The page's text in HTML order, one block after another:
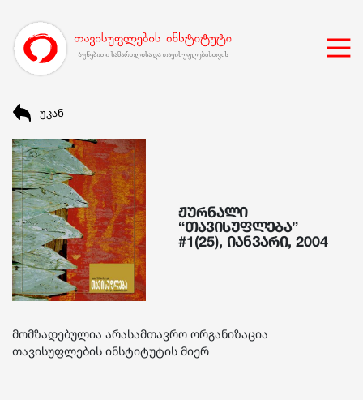
უკან
ჟურნალი
“თავისუფლება”
#1(25), იანვარი, 2004
მომზადებულია არასამთავრო ორგანიზაცია
თავისუფლების ინსტიტუტის მიერ